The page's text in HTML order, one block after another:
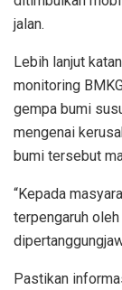
jalan.
Lebih lanjut
monitoring
gempa bumi
mengenai
bumi tersebut
“Kepada
terpengaruh
Pastikan